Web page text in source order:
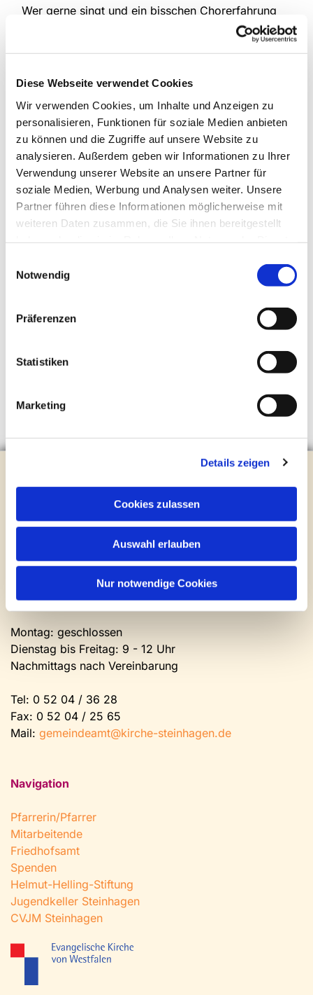
Diese Webseite verwendet Cookies
Wir verwenden Cookies, um Inhalte und Anzeigen zu
personalisieren, Funktionen für soziale Medien anbieten
zu können und die Zugriffe auf unsere Website zu
analysieren. Außerdem geben wir Informationen zu Ihrer
Verwendung unserer Website an unsere Partner für
soziale Medien, Werbung und Analysen weiter. Unsere
Partner führen diese Informationen möglicherweise mit
weiteren Daten zusammen, die Sie ihnen bereitgestellt
Notwendig
Präferenzen
Statistiken
Marketing
Details zeigen
Cookies zulassen
Auswahl erlauben
Nur notwendige Cookies
Wer gerne singt und ein bisschen Chorerfahrung
hat, ist herzlich willkommen, bei der Kantorei
reinzuschauen und mitzumachen. Das Repertoire
Komponisten wie Bach, Mendelssohn, Schütz,
Gospels. Die Mitglieder gemischten Alters singen
bei Konzerten, aber auch in Gottesdiensten und bei
anderen Gemeindeveranstalltungen.
Evangelische Kirchengemeinde Steinhagen
Brockhagener Straße 28 | 33803 Steinhagen
0 52 04 / 36 28
Mail:gemeindeamt@kirche-steinhagen.de
Newsletter abonnieren
Kontakt und Öffnungszeiten
Gemeinde- und Friedhofsamt
Montag: geschlossen
Dienstag bis Freitag: 9 - 12 Uhr
Nachmittags nach Vereinbarung
Tel: 0 52 04 / 36 28
Fax: 0 52 04 / 25 65
Mail: gemeindeamt@kirche-steinhagen.de
Navigation
Pfarrerin/Pfarrer
Mitarbeitende
Friedhofsamt
Spenden
Helmut-Helling-Stiftung
Jugendkeller Steinhagen
CVJM Steinhagen